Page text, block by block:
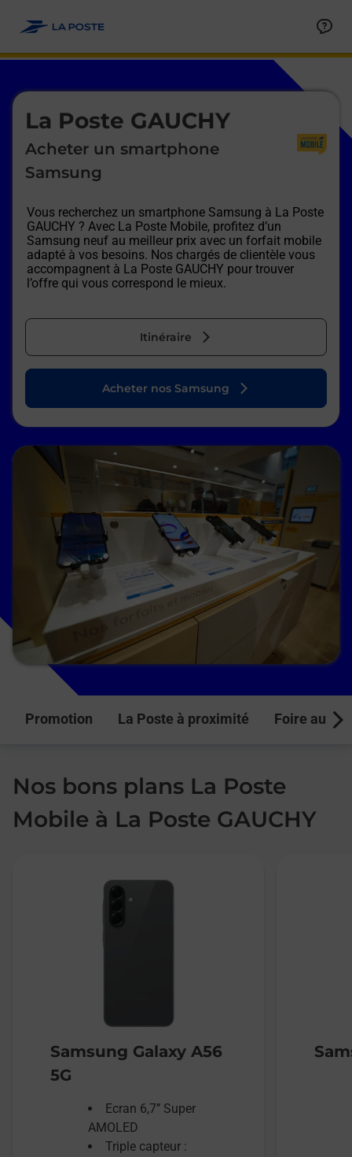
La Poste GAUCHY
Acheter un smartphone
Samsung
Vous recherchez un smartphone Samsung à La Poste
GAUCHY ? Avec La Poste Mobile, profitez d’un
Samsung neuf au meilleur prix avec un forfait mobile
adapté à vos besoins. Nos chargés de clientèle vous
accompagnent à La Poste GAUCHY pour trouver
l’offre qui vous correspond le mieux.
Itinéraire
Le lien s'ouvre dans un nouvel onglet
Acheter nos Samsung
Promotion La Poste à proximité Foire aux
Nos bons plans La Poste
Mobile à La Poste GAUCHY
Samsung Galaxy A56
5G
Ecran 6,7’’ Super
AMOLED
Triple capteur :